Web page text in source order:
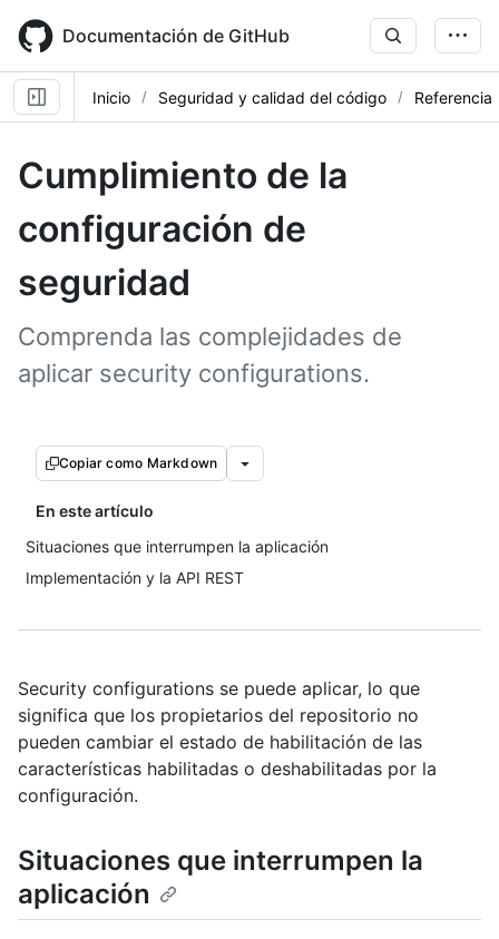
main
content
Documentación de GitHub
Inicio Seguridad y calidad del código Referencia
Cumplimiento de la
configuración de
seguridad
Comprenda las complejidades de
aplicar security configurations.
Copiar como Markdown
En este artículo
Situaciones que interrumpen la aplicación
Implementación y la API REST
Security configurations se puede aplicar, lo que
significa que los propietarios del repositorio no
pueden cambiar el estado de habilitación de las
características habilitadas o deshabilitadas por la
configuración.
Situaciones que interrumpen la
aplicación